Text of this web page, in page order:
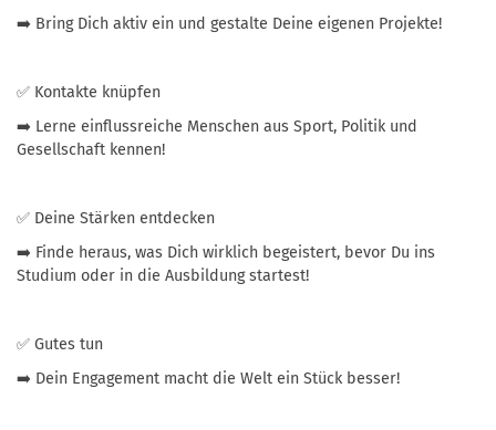
➡️ Bring Dich aktiv ein und gestalte Deine eigenen Projekte!
✅ Kontakte knüpfen
➡️ Lerne einflussreiche Menschen aus Sport, Politik und
Gesellschaft kennen!
✅ Deine Stärken entdecken
➡️ Finde heraus, was Dich wirklich begeistert, bevor Du ins
Studium oder in die Ausbildung startest!
✅ Gutes tun
➡️ Dein Engagement macht die Welt ein Stück besser!